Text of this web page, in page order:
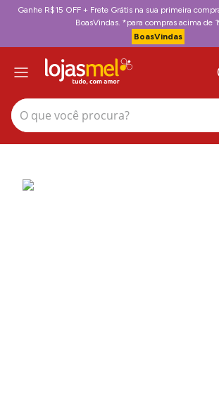
Ganhe R$15 OFF + Frete Grátis na sua primeira
BoasVindas. *para compras acima de
BoasVindas
O que você procura?